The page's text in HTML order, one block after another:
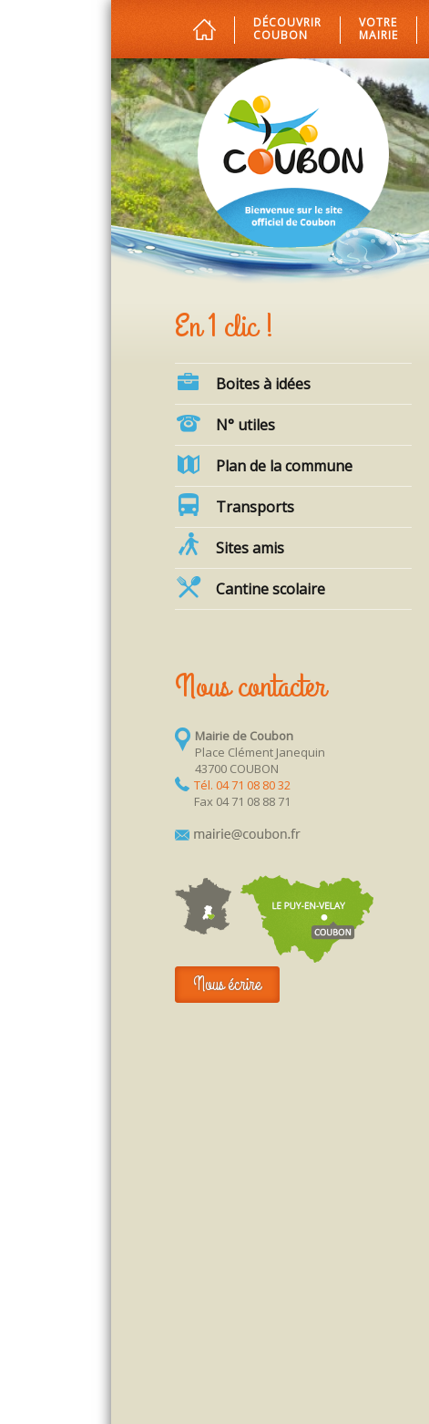
DÉCOUVRIR
COUBON
VOTRE
MAIRIE
En 1 clic !
Boites à idées
N° utiles
Plan de la commune
Transports
Sites amis
Cantine scolaire
Nous contacter
Mairie de Coubon
Place Clément Janequin
43700 COUBON
Tél. 04 71 08 80 32
Fax 04 71 08 88 71
Nous écrire